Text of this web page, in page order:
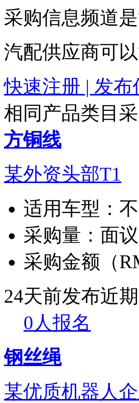
采购信息频道
汽配供应商可
快速注册 | 发布
相同产品类目
方铜线
某外资头部T1
适用车型：
采购量： 面议
采购金额（
24天前发布近
0人报名
钢丝绳
某优质机器人